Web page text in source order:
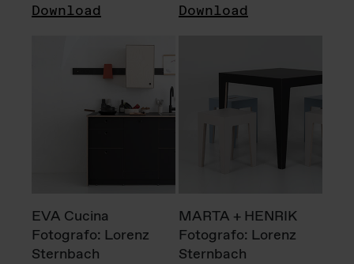
Download Download
EVA Cucina
Fotografo: Lorenz
Sternbach
MARTA + HENRIK
Fotografo: Lorenz
Sternbach